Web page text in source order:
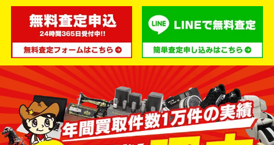
トールボーイ型は背の高い、細長いタイプのスピー
カーです。テレビの両脇に置いて使用されるイメー
ジが一般的でしょう。ブックシェルフ型に比べると
低音もしっかりと再生できるものが多くなります。
◆フロア型スピーカー
フロア型は大型の箱のような形状で、床に直接置い
て使うケースが多いです。縦・横・奥行きを全て確